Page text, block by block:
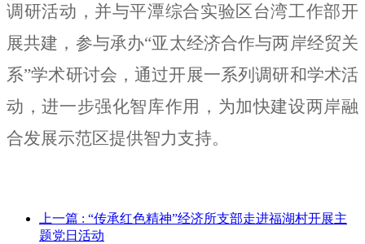
调研活动，并与平潭综合实验区台湾工作部开
展共建，参与承办“亚太经济合作与两岸经贸关
系”学术研讨会，通过开展一系列调研和学术活
动，进一步强化智库作用，为加快建设两岸融
合发展示范区提供智力支持。
上一篇 : “传承红色精神”经济所支部走进福湖村开展主
题党日活动